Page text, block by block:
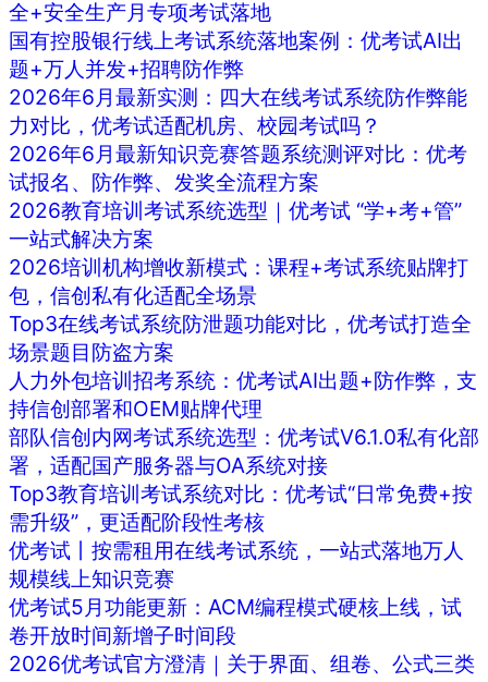
全+安全生产月专项考试落地
国有控股银行线上考试系统落地案例：优考试AI出
题+万人并发+招聘防作弊
2026年6月最新实测：四大在线考试系统防作弊能
力对比，优考试适配机房、校园考试吗？
2026年6月最新知识竞赛答题系统测评对比：优考
试报名、防作弊、发奖全流程方案
2026教育培训考试系统选型｜优考试 “学+考+管”
一站式解决方案
2026培训机构增收新模式：课程+考试系统贴牌打
包，信创私有化适配全场景
Top3在线考试系统防泄题功能对比，优考试打造全
场景题目防盗方案
人力外包培训招考系统：优考试AI出题+防作弊，支
持信创部署和OEM贴牌代理
部队信创内网考试系统选型：优考试V6.1.0私有化部
署，适配国产服务器与OA系统对接
Top3教育培训考试系统对比：优考试“日常免费+按
需升级”，更适配阶段性考核
优考试丨按需租用在线考试系统，一站式落地万人
规模线上知识竞赛
优考试5月功能更新：ACM编程模式硬核上线，试
卷开放时间新增子时间段
2026优考试官方澄清｜关于界面、组卷、公式三类